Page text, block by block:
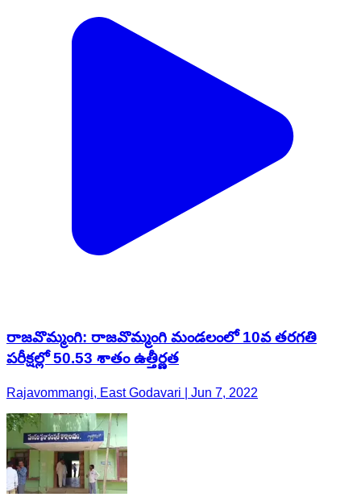
రాజవొమ్మంగి: రాజవొమ్మంగి మండలంలో 10వ తరగతి
పరీక్షల్లో 50.53 శాతం ఉత్తీర్ణత
Rajavommangi, East Godavari | Jun 7, 2022